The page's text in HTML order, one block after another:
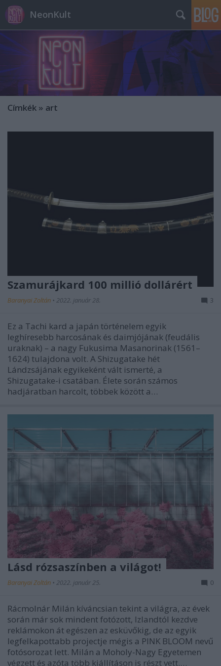
NeonKult
Címkék » art
Szamurájkard 100 millió dollárért
Baranyai Zoltán • 2022. január 28. 3
Ez a Tachi kard a japán történelem egyik
leghíresebb harcosának és daimjójának (feudális
uraknak) – a nagy Fukusima Masanorinak (1561–
1624) tulajdona volt. A Shizugatake hét
Lándzsájának egyikeként vált ismerté, a
Shizugatake-i csatában. Élete során számos
hadjáratban harcolt, többek között a…
Lásd rózsaszínben a világot!
Baranyai Zoltán • 2022. január 25. 0
Rácmolnár Milán kíváncsian tekint a világra, az évek
során már sok mindent fotózott, Izlandtól kezdve
reklámokon át egészen az esküvőkig, de az egyik
legfelkapottabb projectje mégis a PINK BLOOM nevű
fotósorozat lett. Milán a Moholy-Nagy Egyetemen
végzett és azóta több kiállításon is részt vett.…